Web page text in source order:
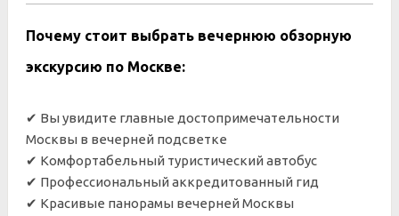
Почему стоит выбрать вечернюю обзорную
экскурсию по Москве:
✔ Вы увидите главные достопримечательности
Москвы в вечерней подсветке
✔ Комфортабельный туристический автобус
✔ Профессиональный аккредитованный гид
✔ Красивые панорамы вечерней Москвы